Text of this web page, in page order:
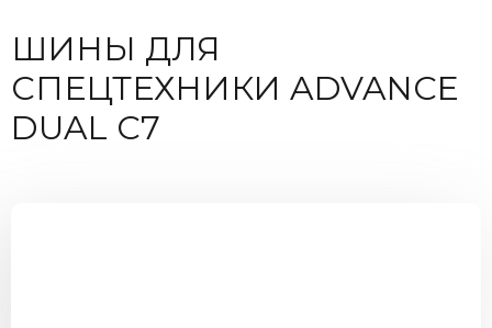
ШИНЫ ДЛЯ
СПЕЦТЕХНИКИ ADVANCE
DUAL C7